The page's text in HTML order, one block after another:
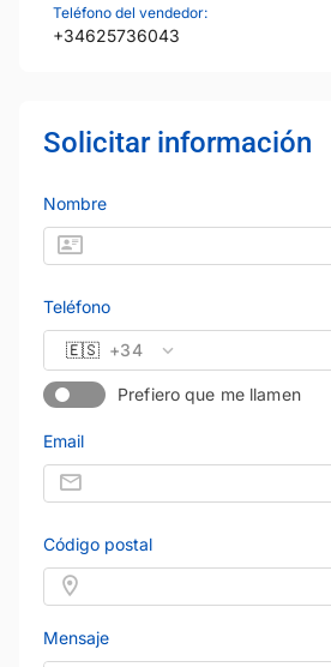
Teléfono del vendedor:
+34625736043
Solicitar información
Nombre
Teléfono
🇪🇸 +34
Prefiero que me llamen
Email
Código postal
Mensaje